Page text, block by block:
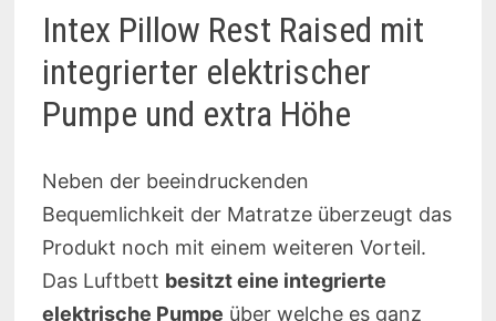
Intex Pillow Rest Raised mit
integrierter elektrischer
Pumpe und extra Höhe
Neben der beeindruckenden
Bequemlichkeit der Matratze überzeugt das
Produkt noch mit einem weiteren Vorteil.
Das Luftbett besitzt eine integrierte
elektrische Pumpe über welche es ganz